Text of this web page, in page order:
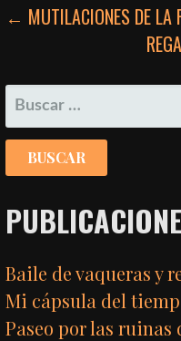
ENTRADAS
← MUTILACIONES DE LA
BUSCAR:
Baile de vaqueras y
Mi cápsula del
Paseo por las ruinas